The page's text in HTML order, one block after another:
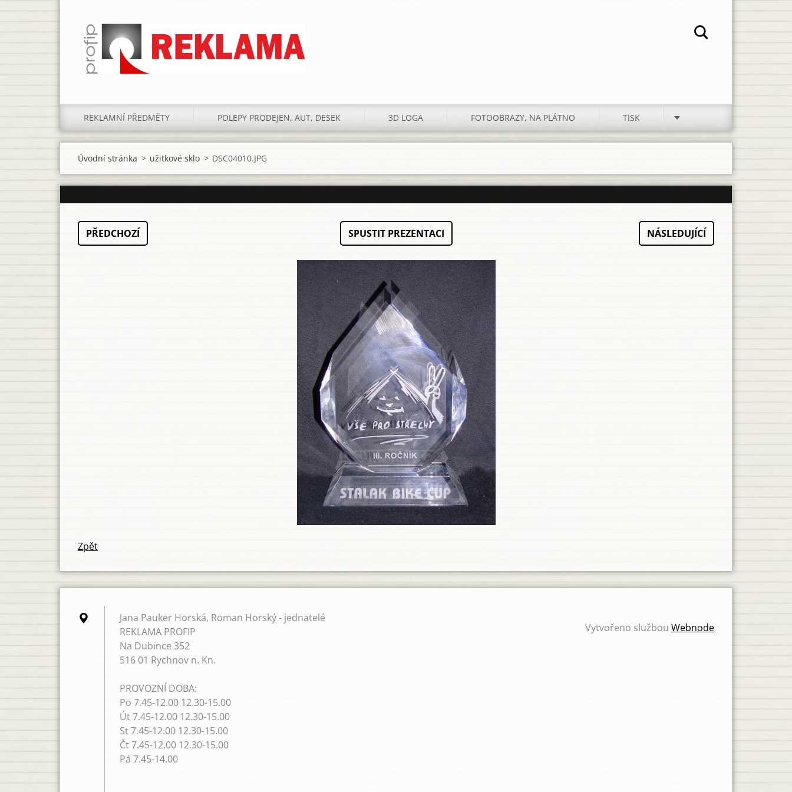
REKLAMNÍ PŘEDMĚTY POLEPY PRODEJEN, AUT, DESEK 3D LOGA FOTOOBRAZY, NA PLÁTNO TISK
Úvodní stránka > užitkové sklo > DSC04010.JPG
PŘEDCHOZÍ SPUSTIT PREZENTACI NÁSLEDUJÍCÍ
Zpět
Jana Pauker Horská, Roman Horský - jednatelé
REKLAMA PROFIP
Na Dubince 352
516 01 Rychnov n. Kn.
PROVOZNÍ DOBA:
Po 7.45-12.00 12.30-15.00
Út 7.45-12.00 12.30-15.00
St 7.45-12.00 12.30-15.00
Čt 7.45-12.00 12.30-15.00
Pá 7.45-14.00
Vytvořeno službou Webnode